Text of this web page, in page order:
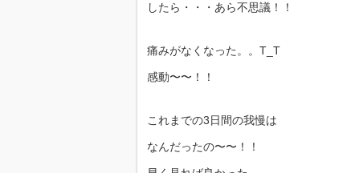
したら・・・あら不思議！！
痛みがなくなった。。T_T
感動〜〜！！
これまでの3日間の我慢は
なんだったの〜〜！！